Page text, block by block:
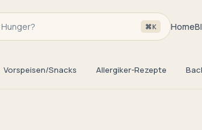
⌘K Home
Vorspeisen/Snacks Allergiker-Rezepte